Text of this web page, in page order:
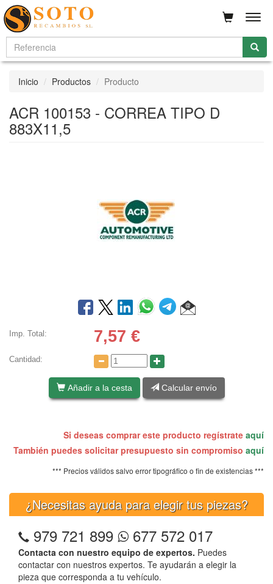
Inicio Productos Producto
ACR 100153 - CORREA TIPO D
883X11,5
Imp. Total: 7,57 €
Cantidad:
Añadir a la cesta Calcular envío
Si deseas comprar este producto regístrate aquí
También puedes solicitar presupuesto sin compromiso aquí
*** Precios válidos salvo error tipográfico o fin de existencias ***
¿Necesitas ayuda para elegir tus piezas?
979 721 899 677 572 017
Contacta con nuestro equipo de expertos. Puedes
contactar con nuestros expertos. Te ayudarán a elegir la
pieza que corresponda a tu vehículo.